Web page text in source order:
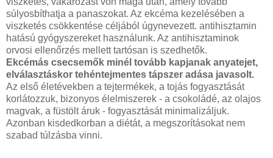
súlyosbíthatja a panaszokat. Az ekcéma kezelésében a
viszketés csökkentése céljából úgynevezett. antihisztamin
hatású gyógyszereket használunk. Az antihisztaminok
orvosi ellenőrzés mellett tartósan is szedhetők.
Ekcémás csecsemők minél tovább kapjanak anyatejet,
elválasztáskor tehéntejmentes tápszer adása javasolt.
Az első életévekben a tejtermékek, a tojás fogyasztását
korlátozzuk, bizonyos élelmiszerek - a csokoládé, az olajos
magvak, a füstölt áruk - fogyasztását minimalizáljuk.
Azonban kisdedkorban a diétát, a megszorításokat nem
szabad túlzásba vinni.